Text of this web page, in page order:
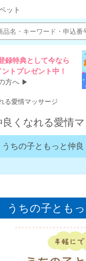
ット
録特典として今なら
トプレゼント中！
方へ ▶
る愛情マッサージ
くなれる愛情
うちの子ともっと仲
うちの子とも